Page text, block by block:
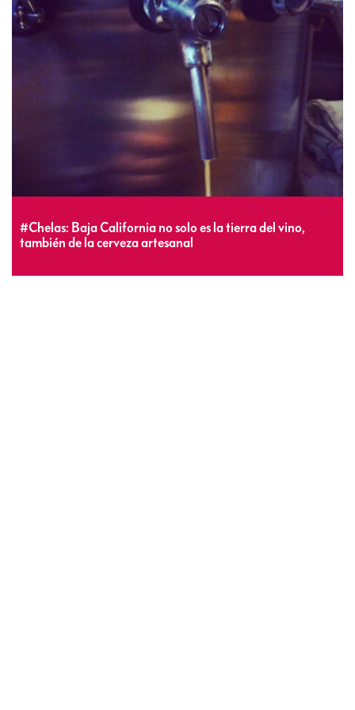
#Chelas: Baja California no solo es la tierra del vino,
también de la cerveza artesanal